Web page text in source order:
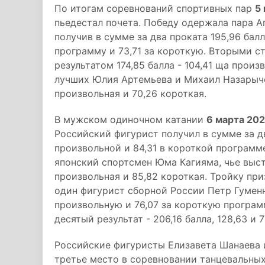
По итогам соревнований спортивных пар 5
пьедестал почета. Победу одержала пара
получив в сумме за два проката 195,96
программу и 73,71 за короткую. Вторыми
результатом 174,85 балла - 104,41 ща
лучших Юлия Артемьева и Михаил
произвольная и 70,26 короткая.
В мужском одиночном катании 6 марта
Российский фигурист получил в сумме за
произвольной и 84,31 в короткой
японский спортсмен Юма Кагияма, чье
произвольная и 85,82 короткая. Тройку
один фигурист сборной России Петр
произвольную и 76,07 за короткую
десятый результат - 206,16 балла, 128,63 и
Российские фигуристы Елизавета
третье место в соревновании